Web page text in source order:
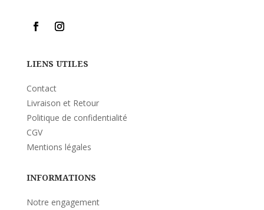
LIENS UTILES
Contact
Livraison et Retour
Politique de confidentialité
CGV
Mentions légales
INFORMATIONS
Notre engagement